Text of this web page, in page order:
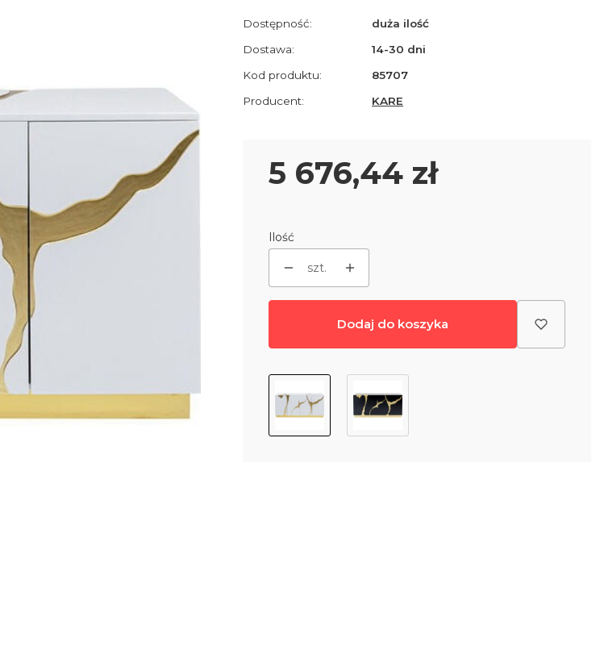
Dostępność:
duża ilość
Dostawa:
14-30 dni
Kod produktu:
85707
Producent:
KARE
Cena
5 676,44 zł
Ilość
szt.
Dodaj do koszyka